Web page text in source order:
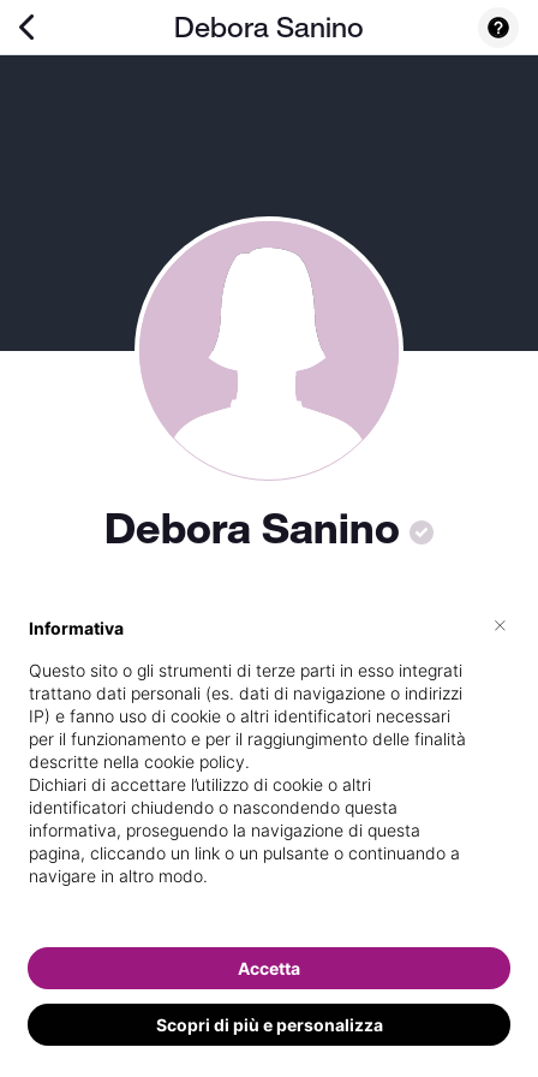
Debora Sanino
Debora Sanino
Titolare presso
Estetico di Sanino Debora
Diplomatapresso la scuolaL'estetica
nel06/2013
Vedi le informazioni di Debora
Informativa
Questo sito o gli strumenti di terze parti in esso integrati
trattano dati personali (es. dati di navigazione o indirizzi
IP) e fanno uso di cookie o altri identificatori necessari
per il funzionamento e per il raggiungimento delle finalità
descritte nella cookie policy.
Dichiari di accettare l’utilizzo di cookie o altri
identificatori chiudendo o nascondendo questa
informativa, proseguendo la navigazione di questa
pagina, cliccando un link o un pulsante o continuando a
navigare in altro modo.
Scopri di più e personalizza
Accetta
×